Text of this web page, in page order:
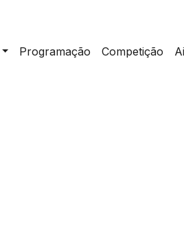
Programação Competição